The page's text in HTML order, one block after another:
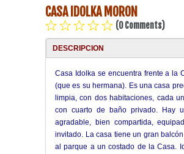
Havana
Pinar del Río
Varadero
Cienfuegos
CASA IDOLKA MORON
(0 Comments)
DESCRIPCION
Casa Idolka se encuentra frente a la
(que es su hermana). Es una casa
limpia, con dos habitaciones, cada
con cuarto de baño privado. Hay
agradable, bien compartida,
invitado. La casa tiene un gran
al parque a un costado de la Casa.